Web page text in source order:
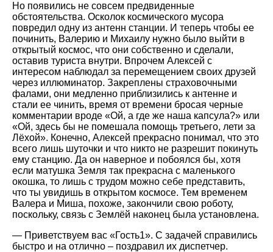
Но появились не совсем предвиденные
обстоятельства. Осколок космического мусора
повредил одну из антенн станции. И теперь чтобы ее
починить, Валерию и Михаилу нужно было выйти в
открытый космос, что они собственно и сделали,
оставив туриста внутри. Впрочем Алексей с
интересом наблюдал за перемещением своих друзей
через иллюминатор. Закреплены страховочными
фалами, они медленно приблизились к антенне и
стали ее чинить, время от времени бросая черные
комментарии вроде «Ой, а где же наша капсула?» или
«Ой, здесь бы не помешала помощь третьего, лети за
Лёхой». Конечно, Алексей прекрасно понимал, что это
всего лишь шуточки и что никто не разрешит покинуть
ему станцию. Да он наверное и побоялся бы, хотя
если матушка Земля так прекрасна с маленького
окошка, то лишь с трудом можно себе представить,
что ты увидишь в открытом космосе. Тем временем
Валера и Миша, похоже, закончили свою роботу,
поскольку, связь с Землёй наконец была установлена.
— Приветствуем вас «Гость1». С задачей справились
быстро и на отлично – поздравил их диспетчер.